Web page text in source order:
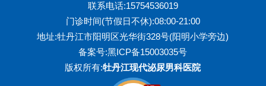
联系电话:15754536019
门诊时间(节假日不休):08:00-21:00
地址:牡丹江市阳明区光华街328号(阳明小学旁边)
备案号:黑ICP备15003035号
版权所有:牡丹江现代泌尿男科医院